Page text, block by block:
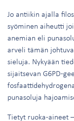
Jo antiikin ajalla
syöminen aiheutti
anemian eli
arveli tämän
sieluja. Nykyään
sijaitsevan G6PD-
punasoluja
Tietyt ruoka-aineet